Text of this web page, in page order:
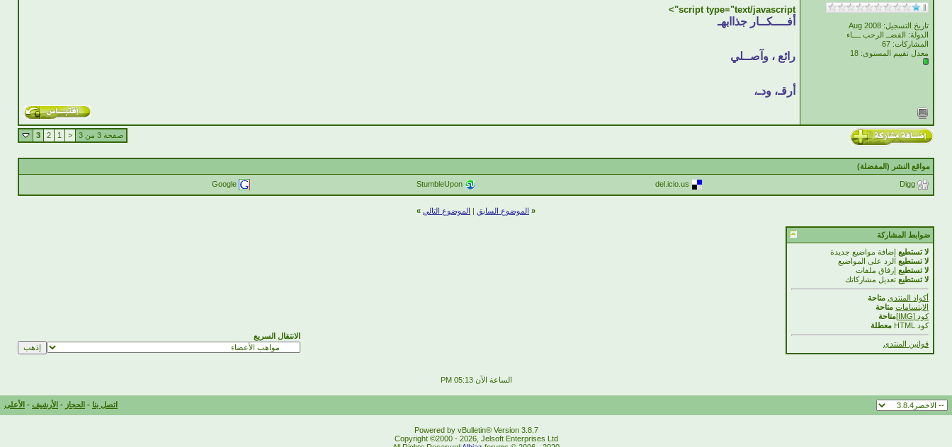
تاريخ التسجيل: Aug 2008
الدولة: الفضــ الرحب ــــاء
المشاركات: 67
معدل تقييم المستوى: 18
script type="text/javascript">
أفــــكــار جذاابهـ
رائع ، وآصــلي
أرقـ، ودـ،
صفحة 3 من 3 <
1
2
3
مواقع النشر (المفضلة)
Digg
del.icio.us
StumbleUpon
Google
« الموضوع السابق الموضوع التالي »
ضوابط المشاركة
لا تستطيع إضافة مواضيع جديدة
لا تستطيع الرد على المواضيع
لا تستطيع إرفاق ملفات
لا تستطيع تعديل مشاركاتك
أكواد المنتدى متاحة
الابتسامات متاحة
كود [IMG]
متاحة
كود HTML
معطلة
قوانين المنتدى
الانتقال السريع
الساعة الآن05:13 PM
اتصل بنا - الحجاز - الأرشيف - الأعلى
Powered by vBulletin® Version 3.8.7
Copyright ©2000 - 2026, Jelsoft Enterprises Ltd